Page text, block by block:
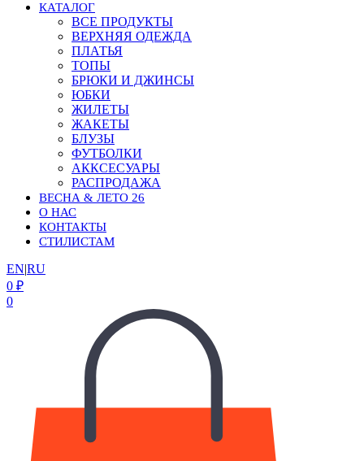
КАТАЛОГ
ВСЕ ПРОДУКТЫ
ВЕРХНЯЯ ОДЕЖДА
ПЛАТЬЯ
ТОПЫ
БРЮКИ И ДЖИНСЫ
ЮБКИ
ЖИЛЕТЫ
ЖАКЕТЫ
БЛУЗЫ
ФУТБОЛКИ
АККСЕСУАРЫ
РАСПРОДАЖА
ВЕСНА & ЛЕТО 26
О НАС
КОНТАКТЫ
СТИЛИСТАМ
EN|RU
0 ₽
0